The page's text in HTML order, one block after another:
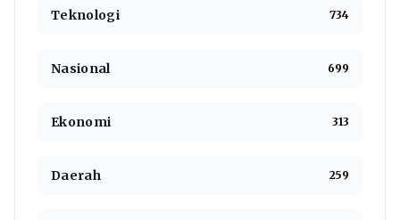
Teknologi 734
Nasional 699
Ekonomi 313
Daerah 259